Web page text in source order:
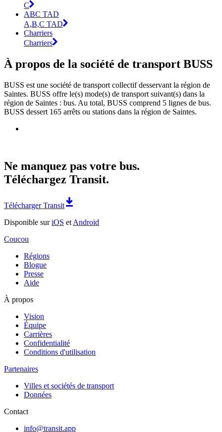
C
ABC TAD
A,B,C TAD
Charriers
Charriers
À propos de la société de transport BUSS
BUSS est une société de transport collectif desservant la région de
Saintes. BUSS offre le(s) mode(s) de transport suivant(s) dans la
région de Saintes : bus. Au total, BUSS comprend 5 lignes de bus.
BUSS dessert 165 arrêts ou stations dans la région de Saintes.
Ne manquez pas votre bus.
Téléchargez Transit.
Télécharger Transit
Disponible suriOS et Android
Coucou
Régions
Blogue
Presse
Aide
À propos
Vision
Équipe
Carrières
Confidentialité
Conditions d'utilisation
Partenaires
Villes et sociétés de transport
Données
Contact
info@transit.app